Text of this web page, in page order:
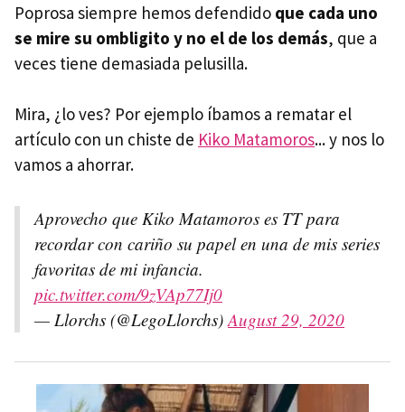
Poprosa siempre hemos defendido que cada uno
se mire su ombligito y no el de los demás, que a
veces tiene demasiada pelusilla.
Mira, ¿lo ves? Por ejemplo íbamos a rematar el
artículo con un chiste de Kiko Matamoros... y nos lo
vamos a ahorrar.
Aprovecho que Kiko Matamoros es TT para
recordar con cariño su papel en una de mis series
favoritas de mi infancia.
pic.twitter.com/9zVAp77Ij0
— Llorchs (@LegoLlorchs) August 29, 2020